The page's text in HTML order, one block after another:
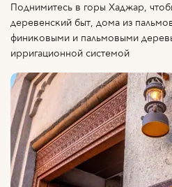
Поднимитесь в горы Хаджар,
деревенский быт, дома из
финиковыми и пальмовыми
ирригационной системой